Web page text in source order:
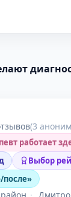
(3
работает
Выбор
после»